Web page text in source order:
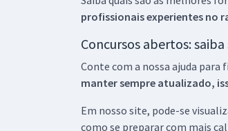
profissionais experientes no
Concursos abertos:
Conte com a nossa ajuda para
manter sempre atualizado,
Em nosso site, pode-se
como se preparar com mais